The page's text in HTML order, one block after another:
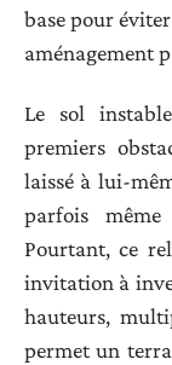
base pour
aménagement
Le sol
premiers
laissé à lui-
parfois
Pourtant, ce
invitation à
hauteurs,
permet un